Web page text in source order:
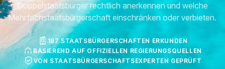
Doppelstaatsbürger rechtlich anerkennen und welche
Mehrfachstaatsbürgerschaft einschränken oder verbieten.
197 STAATSBÜRGERSCHAFTEN ERKUNDEN
BASIEREND AUF OFFIZIELLEN REGIERUNGSQUELLEN
VON STAATSBÜRGERSCHAFTSEXPERTEN GEPRÜFT